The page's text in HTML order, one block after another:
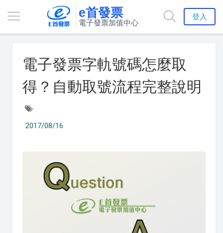
e首發票
電子發票加值中心
登入
電子發票字軌號碼怎麼取
得？自動取號流程完整說明
2017/08/16